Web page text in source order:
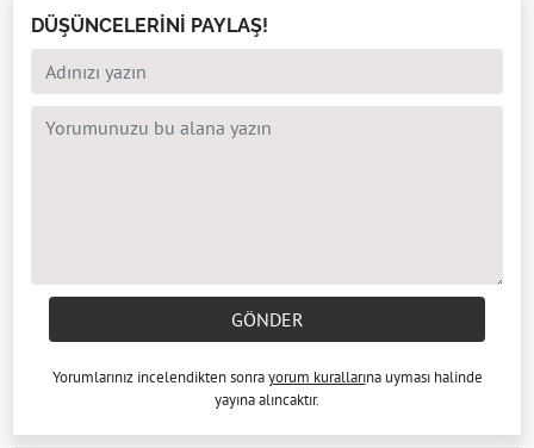
DÜŞÜNCELERİNİ PAYLAŞ!
GÖNDER
Yorumlarınız incelendikten sonrayorum kurallarına uyması halinde
yayına alıncaktır.